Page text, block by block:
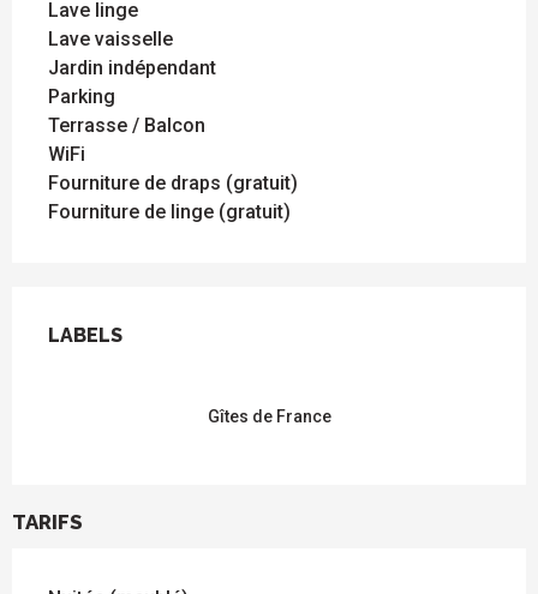
Lave linge
Lave vaisselle
Jardin indépendant
Parking
Terrasse / Balcon
WiFi
Fourniture de draps (gratuit)
Fourniture de linge (gratuit)
LABELS
LABELS
Gîtes de France
TARIFS